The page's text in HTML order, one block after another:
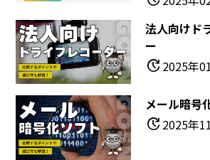
法人向けド
ー
update2025年
メール暗号
update2025年